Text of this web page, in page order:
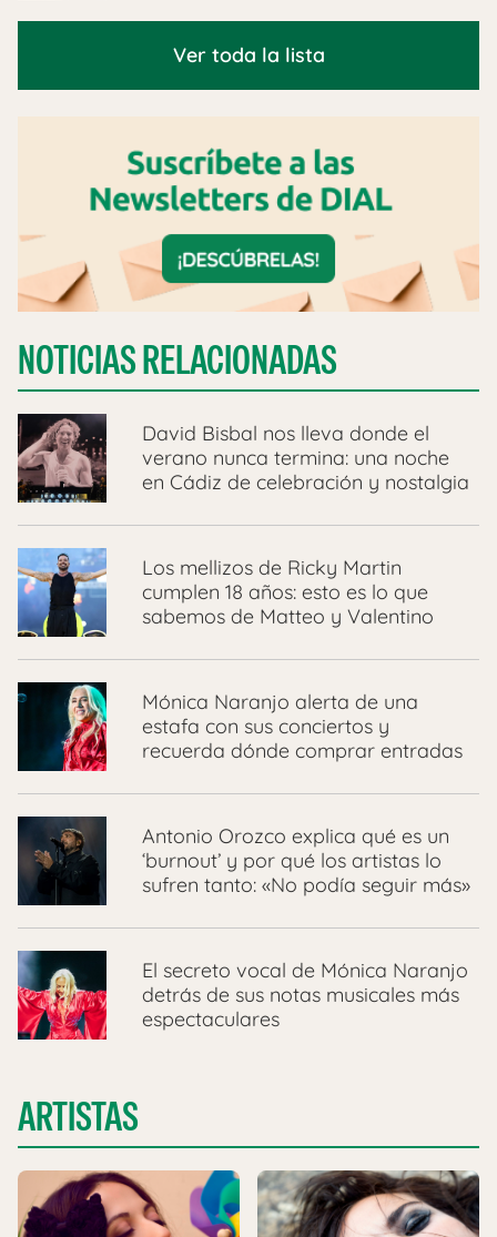
Ver toda la lista
NOTICIAS RELACIONADAS
David Bisbal nos lleva donde el
verano nunca termina: una noche
en Cádiz de celebración y nostalgia
Los mellizos de Ricky Martin
cumplen 18 años: esto es lo que
sabemos de Matteo y Valentino
Mónica Naranjo alerta de una
estafa con sus conciertos y
recuerda dónde comprar entradas
Antonio Orozco explica qué es un
‘burnout’ y por qué los artistas lo
sufren tanto: «No podía seguir más»
El secreto vocal de Mónica Naranjo
detrás de sus notas musicales más
espectaculares
ARTISTAS